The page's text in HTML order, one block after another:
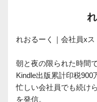
れおるーく｜会社員x
朝と夜の限られた時間
Kindle出版累計印税900
忙しい会社員でも続け
を発信。